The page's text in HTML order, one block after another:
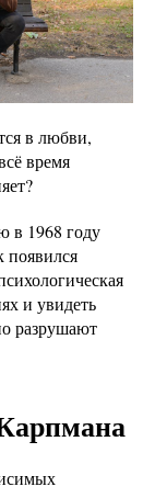
в любви,
время
в 1968 году
и увидеть
разрушают